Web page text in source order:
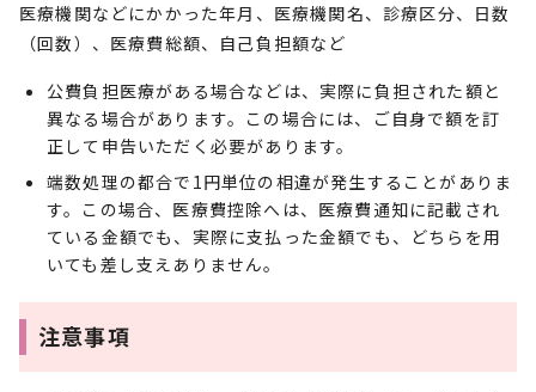
医療機関などにかかった年月、医療機関名、診療区分、日数
（回数）、医療費総額、自己負担額など
公費負担医療がある場合などは、実際に負担された額と
異なる場合があります。この場合には、ご自身で額を訂
正して申告いただく必要があります。
端数処理の都合で1円単位の相違が発生することがありま
す。この場合、医療費控除へは、医療費通知に記載され
ている金額でも、実際に支払った金額でも、どちらを用
いても差し支えありません。
注意事項